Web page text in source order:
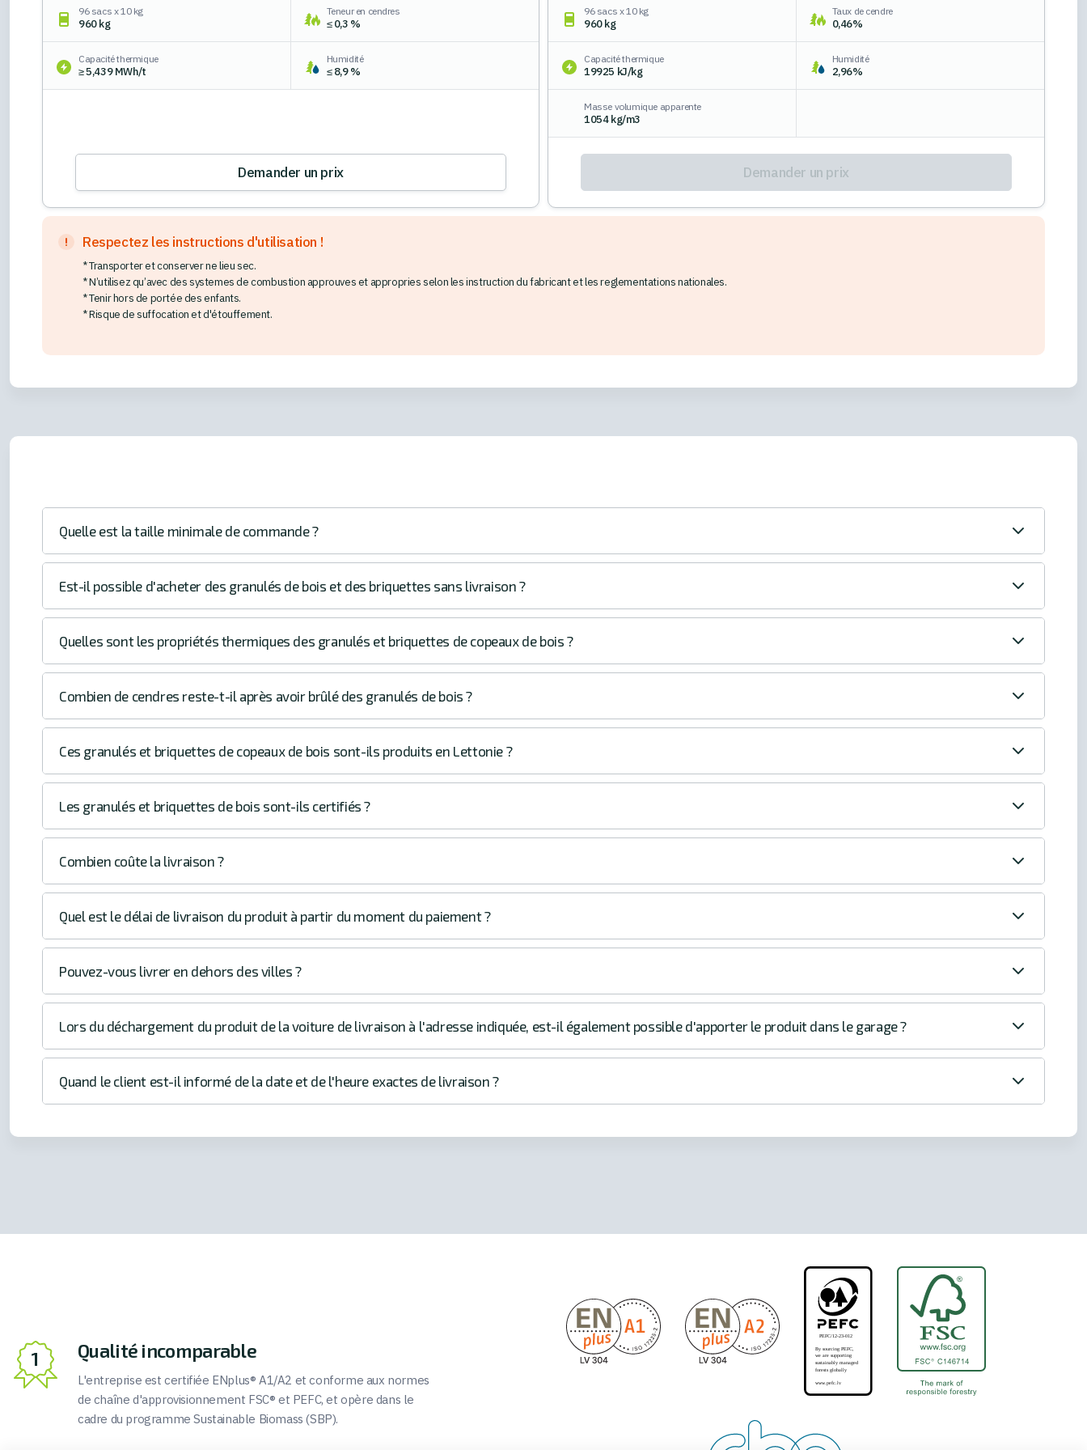
96 sacs x 10 kg
960 kg
Teneur en cendres
≤ 0,3 %
Capacité thermique
≥ 5,439 MWh/t
Humidité
≤ 8,9 %
Demander un prix
96 sacs x 10 kg
960 kg
Taux de cendre
0,46%
Capacité thermique
19925 kJ/kg
Humidité
2,96%
Masse volumique apparente
1054 kg/m3
Demander un prix
Respectez les instructions d'utilisation !
* Transporter et conserver ne lieu sec.
* N’utilisez qu’avec des systemes de combustion approuves et appropries selon les instruction du fabricant et les reglementations nationales.
* Tenir hors de portée des enfants.
* Risque de suffocation et d'étouffement.
Quelle est la taille minimale de commande ?
Est-il possible d'acheter des granulés de bois et des briquettes sans livraison ?
Quelles sont les propriétés thermiques des granulés et briquettes de copeaux de bois ?
Combien de cendres reste-t-il après avoir brûlé des granulés de bois ?
Ces granulés et briquettes de copeaux de bois sont-ils produits en Lettonie ?
Les granulés et briquettes de bois sont-ils certifiés ?
Combien coûte la livraison ?
Quel est le délai de livraison du produit à partir du moment du paiement ?
Pouvez-vous livrer en dehors des villes ?
Lors du déchargement du produit de la voiture de livraison à l'adresse indiquée, est-il également possible d'apporter le produit dans le garage ?
Quand le client est-il informé de la date et de l'heure exactes de livraison ?
Qualité incomparable
L'entreprise est certifiée ENplus® A1/A2 et conforme aux normes
de chaîne d'approvisionnement FSC® et PEFC, et opère dans le
cadre du programme Sustainable Biomass (SBP).